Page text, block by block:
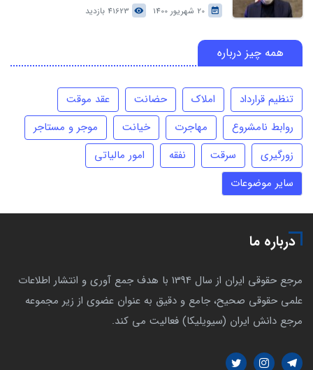
20 شهریور 1400 41623 بازدید
همه چیز درباره
تنظیم قرارداد املاک حضانت
عقد موقت
روابط نامشروع
مهاجرت خیانت
موجر و مستاجر
زورگیری
سرقت نفقه
امور مالیاتی
سایر موضوعات
درباره ما
مرجع حقوقی ایران از سال 1394 با هدف جمع آوری و انتشار اطلاعات
علمی حقوقی صحیح، جامع و دقیق به عنوان عضوی از زیر مجموعه
مرجع دانش ایران (سیویلیکا) فعالیت می کند.